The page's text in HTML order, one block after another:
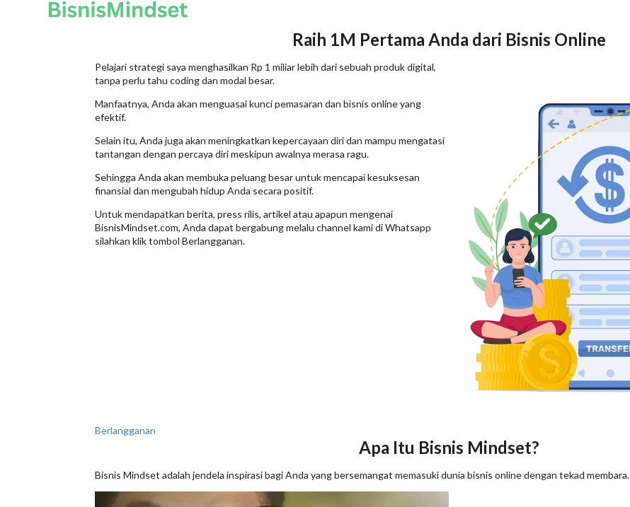
Raih 1M Pertama Anda dari Bisnis Online
Pelajari strategi saya menghasilkan Rp 1 miliar lebih dari sebuah produk digital,
tanpa perlu tahu coding dan modal besar.
Manfaatnya, Anda akan menguasai kunci pemasaran dan bisnis online yang
efektif.
Selain itu, Anda juga akan meningkatkan kepercayaan diri dan mampu mengatasi
tantangan dengan percaya diri meskipun awalnya merasa ragu.
Sehingga Anda akan membuka peluang besar untuk mencapai kesuksesan
finansial dan mengubah hidup Anda secara positif.
Untuk mendapatkan berita, press rilis, artikel atau apapun mengenai
BisnisMindset.com, Anda dapat bergabung melalu channel kami di Whatsapp
silahkan klik tombol Berlangganan.
Berlangganan
Apa Itu Bisnis Mindset?
Bisnis Mindset adalah jendela inspirasi bagi Anda yang bersemangat memasuki dunia bisnis online dengan tekad membara.